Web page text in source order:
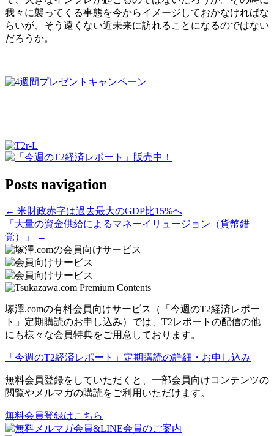
我々に襲ってくる事態を今からイメージしておかなければな
らいが、そう遠くない近未来に訪れることになるのではない
だろうか。
Posts navigation
← 米財政赤字は過去最大のGDP比15%へ
「大量の資金供給によるマネーイリュージョン（貨幣錯
覚）」 →
塚澤.comの有料会員向けサービス（「今週のT2経済レポー
ト」定期購読のお申し込み）では、T2レポートの配信の他
にも様々な会員特典をご用意しております。
「今週のT2経済レポート」定期購読の詳細・お申し込み
無料会員登録をしていただくと、一部会員向けコンテンツの
閲覧やメルマガの購読をご利用いただけます。
無料会員登録はこちら